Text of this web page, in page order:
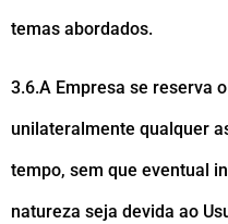
temas abordados.
3.6.A Empresa se reserva
unilateralmente qualquer
tempo, sem que eventual
natureza seja devida ao